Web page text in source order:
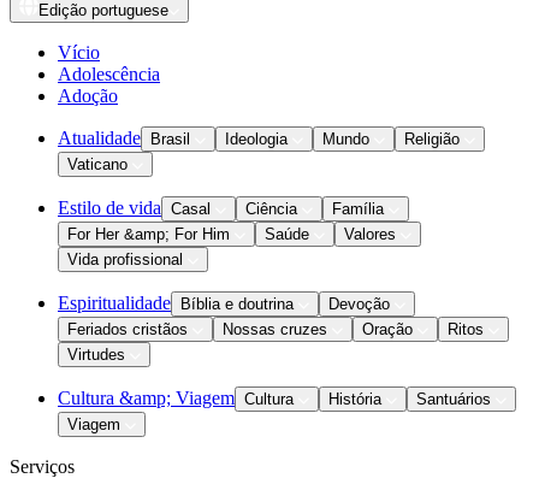
Edição portuguese
Vício
Adolescência
Adoção
Atualidade Brasil Ideologia Mundo
Religião
Vaticano
Estilo de vida Casal Ciência
Família
For Her &amp; For Him
Saúde
Valores
Vida profissional
Espiritualidade Bíblia e doutrina
Devoção
Feriados cristãos
Nossas cruzes Oração
Ritos
Virtudes
Cultura &amp; Viagem Cultura História
Santuários
Viagem
Serviços